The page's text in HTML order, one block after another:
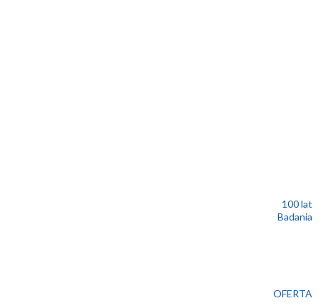
100 lat
Badania
OFERTA